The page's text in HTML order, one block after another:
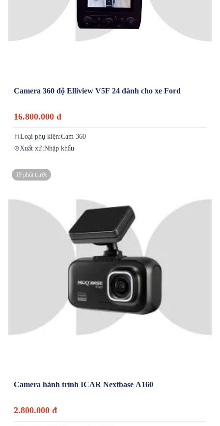
Camera 360 độ Elliview V5F 24 dành cho xe Ford
16.800.000 đ
Loại phụ kiện:Cam 360
Xuất xứ:Nhập khẩu
19 phút trước
Camera hành trình ICAR Nextbase A160
2.800.000 đ